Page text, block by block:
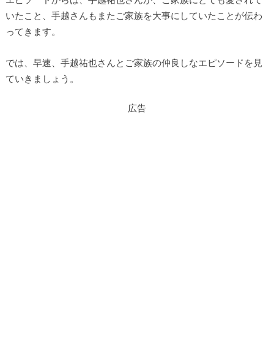
いたこと、手越さんもまたご家族を大事にしていたことが伝わ
ってきます。
では、早速、手越祐也さんとご家族の仲良しなエピソードを見
ていきましょう。
広告